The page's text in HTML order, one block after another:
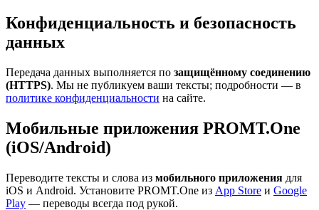
Конфиденциальность и безопасность
данных
Передача данных выполняется по защищённому соединению
(HTTPS). Мы не публикуем ваши тексты; подробности — в
политике конфиденциальности на сайте.
Мобильные приложения PROMT.One
(iOS/Android)
Переводите тексты и слова из мобильного приложения для
iOS и Android. Установите PROMT.One из App Store и Google
Play — переводы всегда под рукой.